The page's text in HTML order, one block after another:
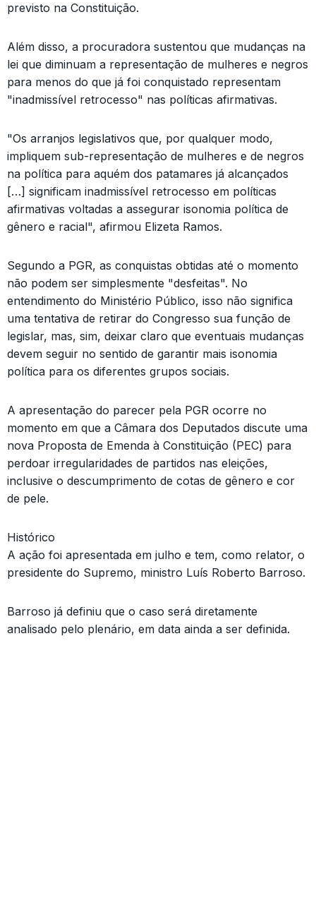
previsto na Constituição.
Além disso, a procuradora sustentou que mudanças na
lei que diminuam a representação de mulheres e negros
para menos do que já foi conquistado representam
"inadmissível retrocesso" nas políticas afirmativas.
"Os arranjos legislativos que, por qualquer modo,
impliquem sub-representação de mulheres e de negros
na política para aquém dos patamares já alcançados
[…] significam inadmissível retrocesso em políticas
afirmativas voltadas a assegurar isonomia política de
gênero e racial", afirmou Elizeta Ramos.
Segundo a PGR, as conquistas obtidas até o momento
não podem ser simplesmente "desfeitas". No
entendimento do Ministério Público, isso não significa
uma tentativa de retirar do Congresso sua função de
legislar, mas, sim, deixar claro que eventuais mudanças
devem seguir no sentido de garantir mais isonomia
política para os diferentes grupos sociais.
A apresentação do parecer pela PGR ocorre no
momento em que a Câmara dos Deputados discute uma
nova Proposta de Emenda à Constituição (PEC) para
perdoar irregularidades de partidos nas eleições,
inclusive o descumprimento de cotas de gênero e cor
de pele.
Histórico
A ação foi apresentada em julho e tem, como relator, o
presidente do Supremo, ministro Luís Roberto Barroso.
Barroso já definiu que o caso será diretamente
analisado pelo plenário, em data ainda a ser definida.